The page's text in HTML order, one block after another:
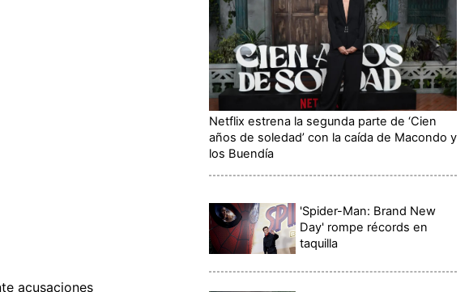
acusaciones
Netflix estrena la segunda parte de ‘Cien
años de soledad’ con la caída de Macondo y
los Buendía
'Spider-Man: Brand New
Day' rompe récords en
taquilla